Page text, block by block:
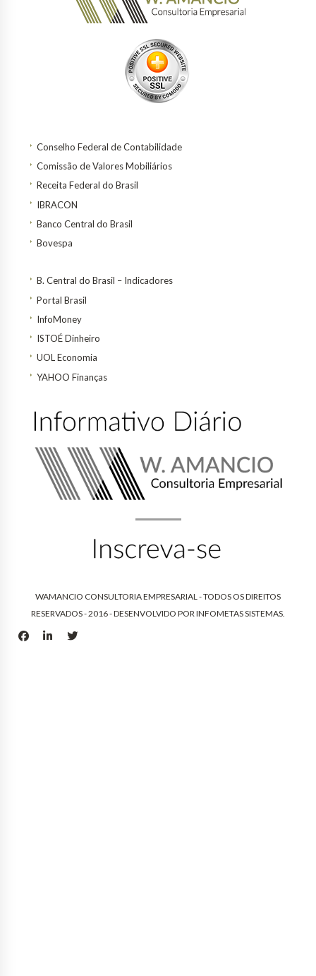
Conselho Federal de Contabilidade
Comissão de Valores Mobiliários
Receita Federal do Brasil
IBRACON
Banco Central do Brasil
Bovespa
B. Central do Brasil – Indicadores
Portal Brasil
InfoMoney
ISTOÉ Dinheiro
UOL Economia
YAHOO Finanças
WAMANCIO CONSULTORIA EMPRESARIAL - TODOS OS DIREITOS
RESERVADOS - 2016 - DESENVOLVIDO POR INFOMETAS SISTEMAS